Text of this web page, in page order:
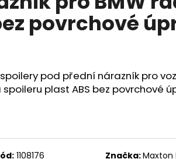
povrchové
pod přední nárazník pro
plast ABS bez povrchové
1108176 Značka:Maxton